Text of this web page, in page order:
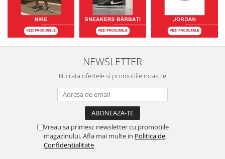
NEWSLETTER
Nu rata ofertele si promotiile noastre
Vreau sa primesc newsletter cu promotiile
magazinului. Afla mai multe in Politica de
Confidentialitate